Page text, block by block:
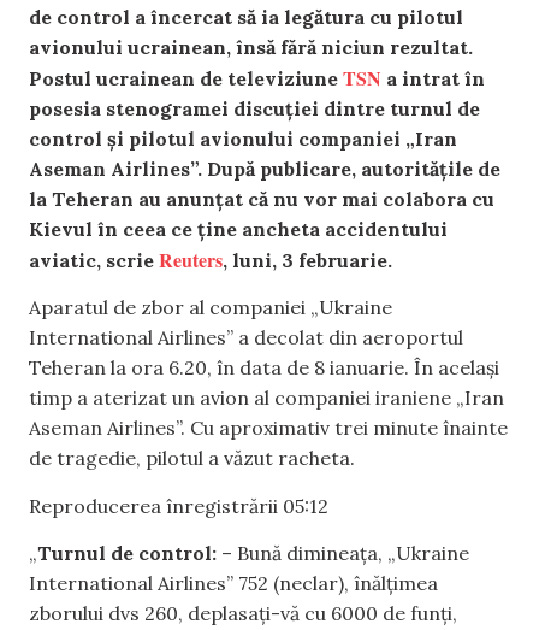
de control a încercat să ia legătura cu pilotul
avionului ucrainean, însă fără niciun rezultat.
Postul ucrainean de televiziune TSN a intrat în
posesia stenogramei discuției dintre turnul de
control și pilotul avionului companiei „Iran
Aseman Airlines”. După publicare, autoritățile de
la Teheran au anunțat că nu vor mai colabora cu
Kievul în ceea ce ține ancheta accidentului
aviatic, scrie Reuters, luni, 3 februarie.
Aparatul de zbor al companiei „Ukraine
International Airlines” a decolat din aeroportul
Teheran la ora 6.20, în data de 8 ianuarie. În același
timp a aterizat un avion al companiei iraniene „Iran
Aseman Airlines”. Cu aproximativ trei minute înainte
de tragedie, pilotul a văzut racheta.
Reproducerea înregistrării 05:12
„Turnul de control: – Bună dimineața, „Ukraine
International Airlines” 752 (neclar), înălțimea
zborului dvs 260, deplasați-vă cu 6000 de funți,